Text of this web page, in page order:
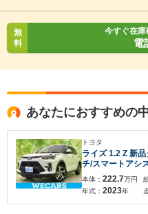
無
料
今すぐ在
電
あなたにおすすめの
トヨタ
ライズ 1.2 Z 新
チ/スマートアシ
前席/パノラミッ
テム/ヘッドラン
本体： 222.7万円
年式： 2023年
※保存された情報